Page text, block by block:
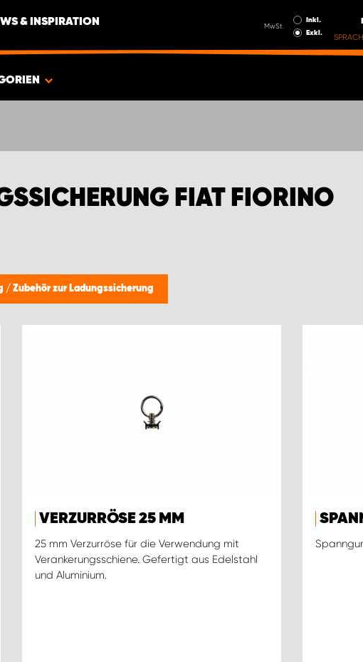
& INSPIRATION MwSt.
Inkl.
Exkl.
FIAT FIORINO
/ Zubehör zur Ladungssicherung
VERZURRÖSE 25 MM
25 mm Verzurröse für die Verwendung mit
Verankerungsschiene. Gefertigt aus Edelstahl
und Aluminium.